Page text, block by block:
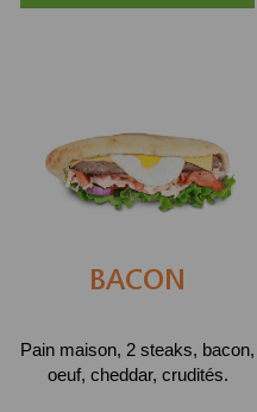
BACON
Pain maison, 2 steaks, bacon,
oeuf, cheddar, crudités.